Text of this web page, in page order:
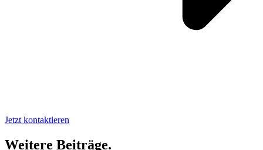
Jetzt kontaktieren
Weitere Beiträge.